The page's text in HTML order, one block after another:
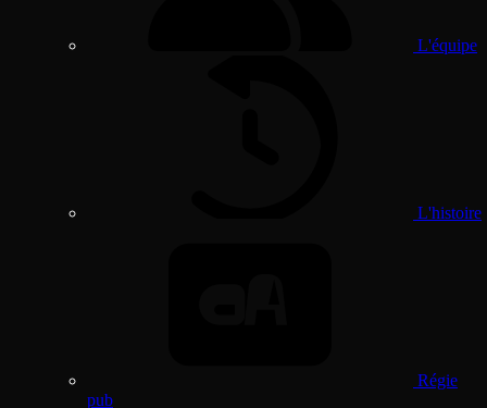
L'équipe
L'histoire
Régie
pub